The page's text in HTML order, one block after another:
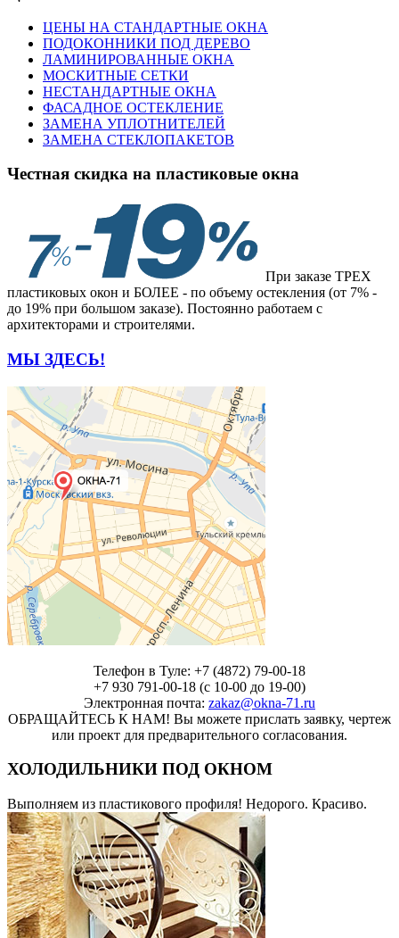
ЦЕНЫ НА СТАНДАРТНЫЕ ОКНА
ПОДОКОННИКИ ПОД ДЕРЕВО
ЛАМИНИРОВАННЫЕ ОКНА
МОСКИТНЫЕ СЕТКИ
НЕСТАНДАРТНЫЕ ОКНА
ФАСАДНОЕ ОСТЕКЛЕНИЕ
ЗАМЕНА УПЛОТНИТЕЛЕЙ
ЗАМЕНА СТЕКЛОПАКЕТОВ
Честная скидка на пластиковые окна
При заказе ТРЕХ
пластиковых окон и БОЛЕЕ - по объему остекления (от 7% -
до 19% при большом заказе). Постоянно работаем с
архитекторами и строителями.
МЫ ЗДЕСЬ!
Телефон в Туле: +7 (4872) 79-00-18
+7 930 791-00-18 (с 10-00 до 19-00)
Электронная почта: zakaz@okna-71.ru
ОБРАЩАЙТЕСЬ К НАМ! Вы можете прислать заявку, чертеж
или проект для предварительного согласования.
ХОЛОДИЛЬНИКИ ПОД ОКНОМ
Выполняем из пластикового профиля! Недорого. Красиво.